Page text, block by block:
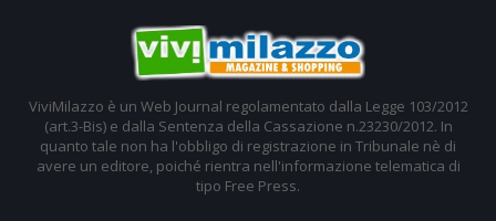
ViviMilazzo è un Web Journal regolamentato dalla Legge 103/2012
(art.3-Bis) e dalla Sentenza della Cassazione n.23230/2012. In
quanto tale non ha l'obbligo di registrazione in Tribunale nè di
avere un editore, poiché rientra nell'informazione telematica di
tipo Free Press.